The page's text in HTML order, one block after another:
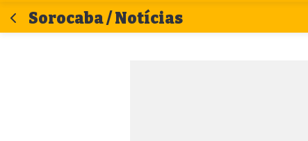
Sorocaba / Notícias